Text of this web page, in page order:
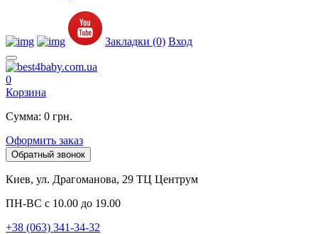
Закладки (0) Вход
0
Корзина
Сумма: 0 грн.
Оформить заказ
Обратный звонок
Киев, ул. Драгоманова, 29 ТЦ Центрум
ПН-ВС с 10.00 до 19.00
+38 (063) 341-34-32